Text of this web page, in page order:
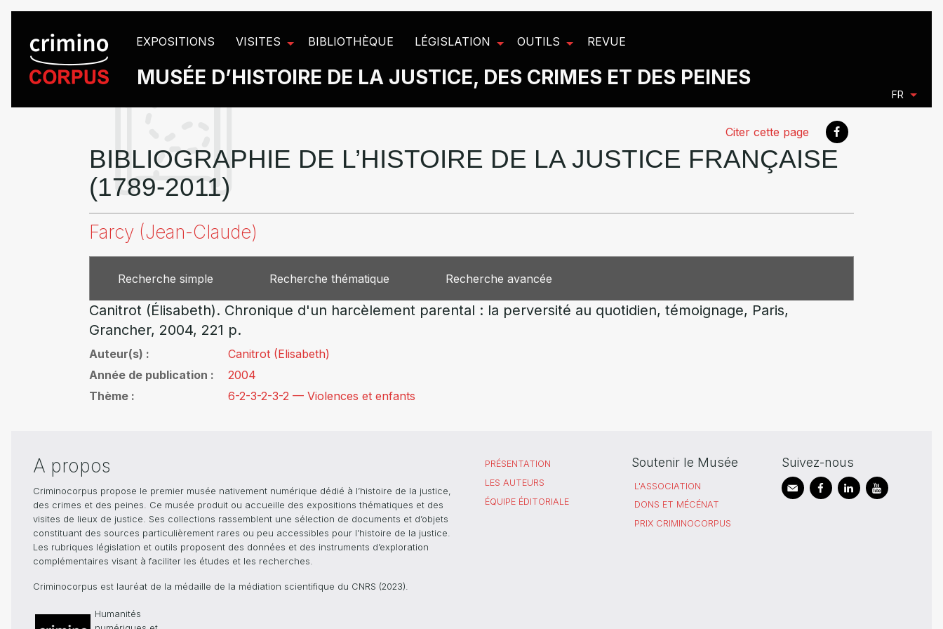
EXPOSITIONS VISITES BIBLIOTHÈQUE LÉGISLATION OUTILS REVUE
MUSÉE D’HISTOIRE DE LA JUSTICE, DES CRIMES ET DES PEINES
FR
Citer cette page
BIBLIOGRAPHIE DE L’HISTOIRE DE LA JUSTICE FRANÇAISE
(1789-2011)
Farcy (Jean-Claude)
Recherche simple Recherche thématique Recherche avancée
Canitrot (Élisabeth). Chronique d'un harcèlement parental : la perversité au quotidien, témoignage, Paris,
Grancher, 2004, 221 p.
Auteur(s)
Canitrot (Elisabeth)
Année de publication
2004
Thème
6-2-3-2-3-2 — Violences et enfants
A propos
Criminocorpus propose le premier musée nativement numérique dédié à l’histoire de la justice,
des crimes et des peines. Ce musée produit ou accueille des expositions thématiques et des
visites de lieux de justice. Ses collections rassemblent une sélection de documents et d’objets
constituant des sources particulièrement rares ou peu accessibles pour l’histoire de la justice.
Les rubriques législation et outils proposent des données et des instruments d’exploration
complémentaires visant à faciliter les études et les recherches.
Criminocorpus est lauréat de la médaille de la médiation scientifique du CNRS (2023).
PRÉSENTATION
LES AUTEURS
ÉQUIPE ÉDITORIALE
Soutenir le Musée
L'ASSOCIATION
DONS ET MÉCÉNAT
PRIX CRIMINOCORPUS
Suivez-nous
Humanités
Panneau de gestion des cookies